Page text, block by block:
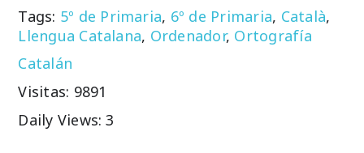
Tags: 5º de Primaria, 6º de Primaria, Català,
Llengua Catalana, Ordenador, Ortografía
Catalán
Visitas: 9891
Daily Views: 3